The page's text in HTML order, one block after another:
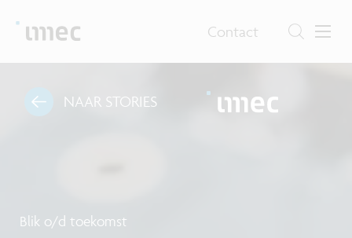
Contact
NAAR STORIES
Blik o/d toekomst